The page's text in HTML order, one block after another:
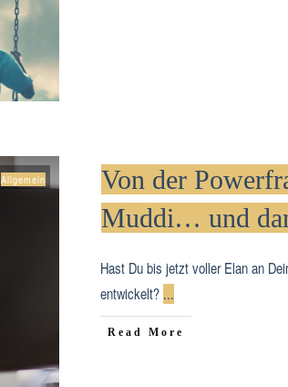
Allgemein
Von der
Muddi… und
Hast Du bis jetzt voller Elan an
entwickelt? ...
​Read More